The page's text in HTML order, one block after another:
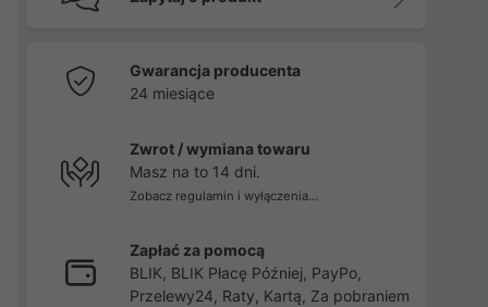
Gwarancja producenta
24 miesiące
Zwrot / wymiana towaru
Masz na to 14 dni.
Zobacz regulamin i wyłączenia...
Zapłać za pomocą
BLIK, BLIK Płacę Później, PayPo,
Przelewy24, Raty, Kartą, Za pobraniem